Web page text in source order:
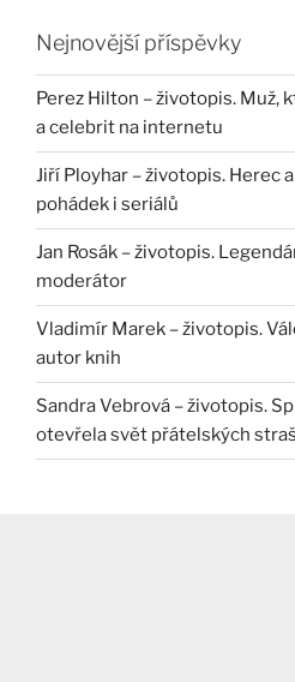
Nejnovější příspěvky
Perez Hilton – životopis. Muž,
a celebrit na internetu
Jiří Ployhar – životopis. Herec
pohádek i seriálů
Jan Rosák – životopis.
moderátor
Vladimír Marek – životopis.
autor knih
Sandra Vebrová – životopis.
otevřela svět přátelských